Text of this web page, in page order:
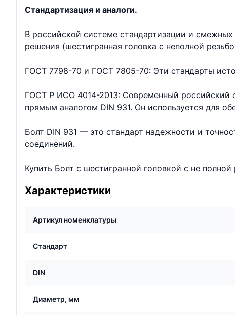
Стандартизация и аналоги.
В российской системе стандартизации и
решения (шестигранная головка с неполной
ГОСТ 7798-70 и ГОСТ 7805-70: Эти стандарты
ГОСТ Р ИСО 4014-2013: Современный российский
прямым аналогом DIN 931. Он используется для
Болт DIN 931 — это стандарт надежности и
соединений.
Купить Болт с шестигранной головкой с не
Характеристики
Артикул номенклатуры
Стандарт
DIN
Диаметр, мм